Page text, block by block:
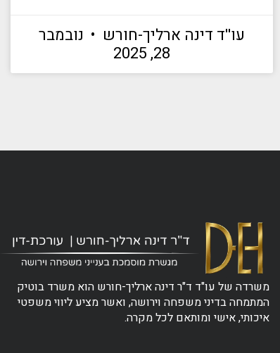
עו''ד דינה ארליך-חורש
נובמבר
28, 2025
משרדה של עו"ד ד"ר דינה ארליך-חורש הוא משרד בוטיק
המתמחה בדיני משפחה וירושה, ואשר מציע ליווי משפטי
איכותי, אישי ומותאם לכל מקרה.